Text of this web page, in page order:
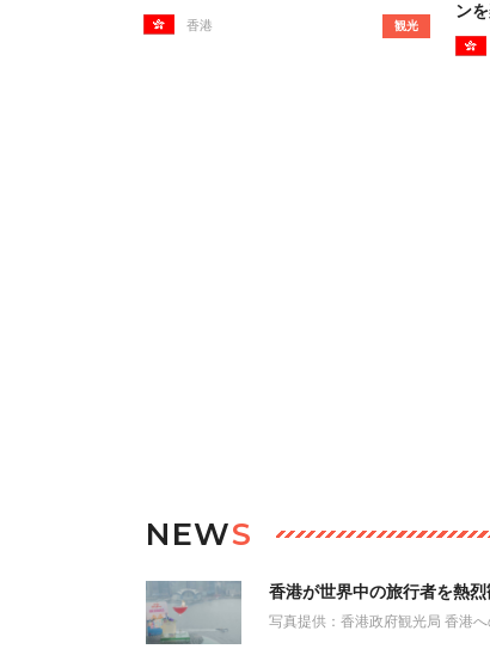
香港 観光
ン
NEWS
香港が世界中の旅行者を熱
写真提供：香港政府観光局 香港